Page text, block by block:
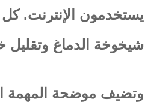
يستخدمون الإنترنت.
شيخوخة الدماغ وتقليل
وتضيف موضحة المهمة